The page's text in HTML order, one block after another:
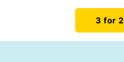
3 for 2